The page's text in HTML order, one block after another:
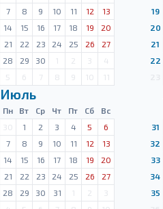
7 8 9 10 11 12
13
14 15 16 17 18 19
20
21 22 23 24 25 26
27
28 29 30 1 2 3
4
5 6 7 8 9 10 11
19
20
21
22
Июль
Пн Вт Ср Чт Пт Сб
Вс
30 1 2 3 4 5
6
7 8 9 10 11 12
13
14 15 16 17 18 19
20
21 22 23 24 25 26
27
28 29 30 31 1 2
3
31
32
33
34
35